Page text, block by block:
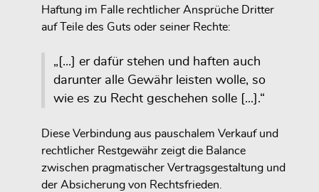
Haftung im Falle rechtlicher Ansprüche Dritter
auf Teile des Guts oder seiner Rechte:
„[...] er dafür stehen und haften auch
darunter alle Gewähr leisten wolle, so
wie es zu Recht geschehen solle [...].“
Diese Verbindung aus pauschalem Verkauf und
rechtlicher Restgewähr zeigt die Balance
zwischen pragmatischer Vertragsgestaltung und
der Absicherung von Rechtsfrieden.